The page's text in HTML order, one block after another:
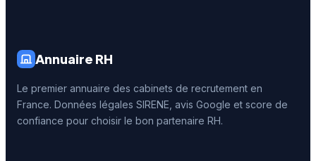
Annuaire RH
Le premier annuaire des cabinets de recrutement en
France. Données légales SIRENE, avis Google et score de
confiance pour choisir le bon partenaire RH.